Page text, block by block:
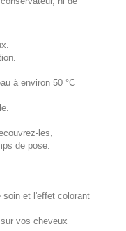
à environ 50 °C
les,
de pose.
soin et l'effet colorant
vos cheveux